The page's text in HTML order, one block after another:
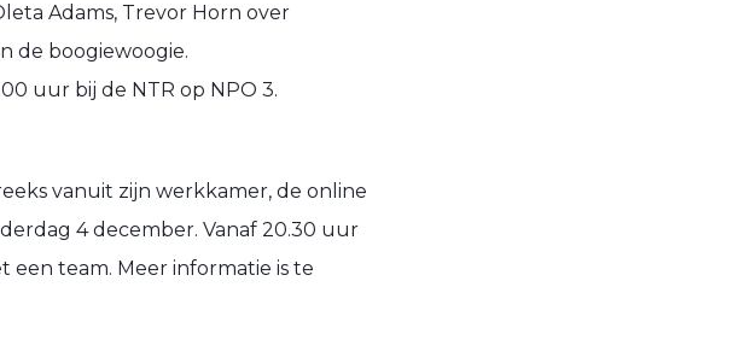
Adams, Trevor Horn over
de boogiewoogie.
uur bij de NTR op NPO 3.
vanuit zijn werkkamer, de online
4 december. Vanaf 20.30 uur
een team. Meer informatie is te